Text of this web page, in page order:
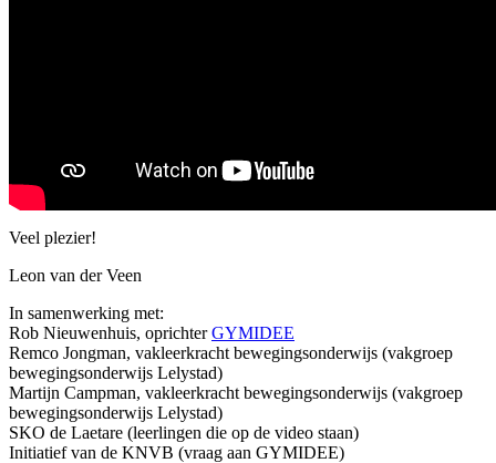
Veel plezier!
Leon van der Veen
In samenwerking met:
Rob Nieuwenhuis, oprichterGYMIDEE
Remco Jongman, vakleerkracht bewegingsonderwijs (vakgroep
bewegingsonderwijs Lelystad)
Martijn Campman, vakleerkracht bewegingsonderwijs (vakgroep
bewegingsonderwijs Lelystad)
SKO de Laetare (leerlingen die op de video staan)
Initiatief van de KNVB (vraag aan GYMIDEE)